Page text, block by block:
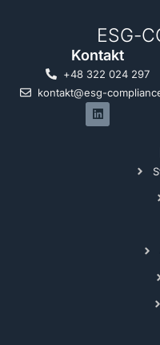
ESG-
Kontakt
+48 322 024 297
kontakt@esg-